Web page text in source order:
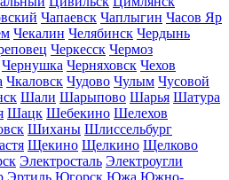
Чапаевск Чаплыгин Часов Яр
Чекалин Челябинск Чердынь
Черкесск Чермоз
Чернушка Черняховск Чехов
Чкаловск Чудово Чулым Чусовой
Шали Шарыпово Шарья Шатура
Шацк Шебекино Шелехов
Шиханы Шлиссельбург
Щекино Щелкино Щелково
Электросталь Электроугли
Эртиль Югорск Южа Южно-